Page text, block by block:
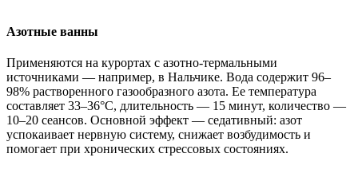
Азотные ванны
Применяются на курортах с азотно-термальными
источниками — например, в Нальчике. Вода содержит 96–
98% растворенного газообразного азота. Ее температура
составляет 33–36°C, длительность — 15 минут, количество —
10–20 сеансов. Основной эффект — седативный: азот
успокаивает нервную систему, снижает возбудимость и
помогает при хронических стрессовых состояниях.